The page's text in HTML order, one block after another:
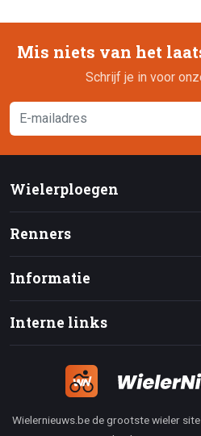
Mis niets van het
Schrijf je in voor
Wielerploegen
Renners
Informatie
Interne links
Wielernieuws.be de grootste wieler